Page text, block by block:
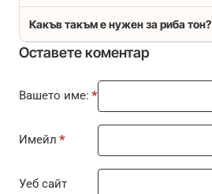
Какъв такъм е нужен за риба тон?
Оставете коментар
Вашето име:
Имейл
Уеб сайт